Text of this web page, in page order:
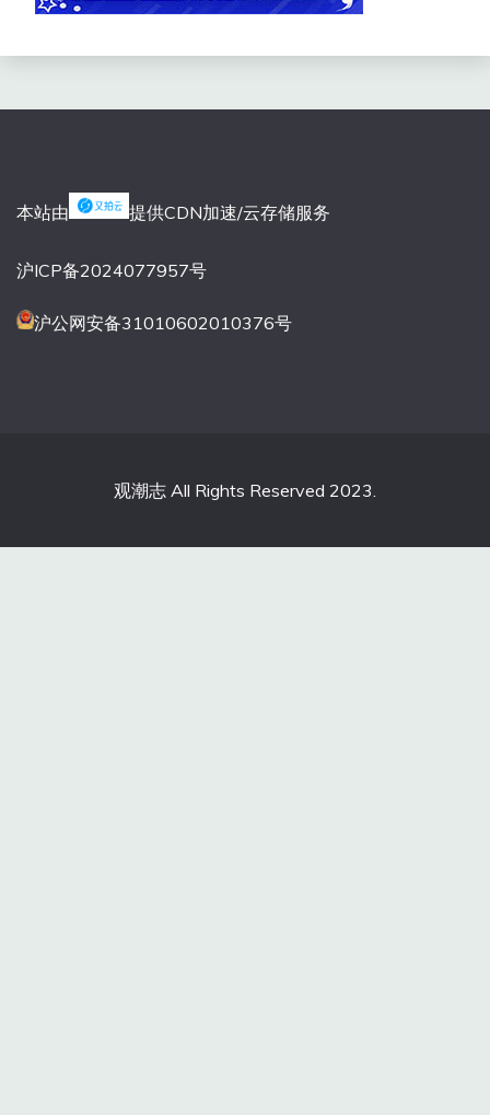
本站由 提供CDN加速/云存储服务
沪ICP备2024077957号
沪公网安备31010602010376号
观潮志 All Rights Reserved 2023.